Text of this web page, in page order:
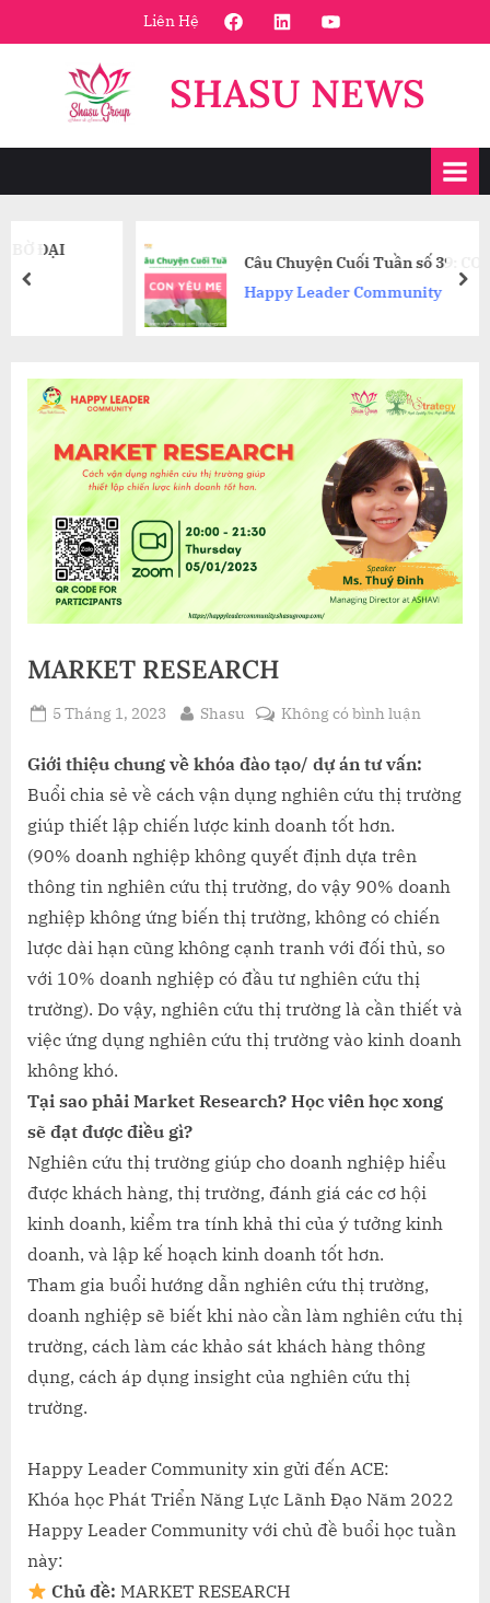
to
Liên Hệ FaceBookLinkedinYoutube
SHASU NEWS
Câu Chuyện Cuối Tuần số 39: CON YÊU MẸ
Happy Leader Community
prev
MARKET RESEARCH
Posted
5 Tháng 1, 2023 By
Shasu Không có bình luậnở
Giới thiệu chung về khóa đào tạo/ dự án tư vấn:
Buổi chia sẻ về cách vận dụng nghiên cứu thị trường
giúp thiết lập chiến lược kinh doanh tốt hơn.
(90% doanh nghiệp không quyết định dựa trên
thông tin nghiên cứu thị trường, do vậy 90% doanh
nghiệp không ứng biến thị trường, không có chiến
lược dài hạn cũng không cạnh tranh với đối thủ, so
với 10% doanh nghiệp có đầu tư nghiên cứu thị
trường). Do vậy, nghiên cứu thị trường là cần thiết và
việc ứng dụng nghiên cứu thị trường vào kinh doanh
không khó.
Tại sao phải Market Research? Học viên học xong
sẽ đạt được điều gì?
Nghiên cứu thị trường giúp cho doanh nghiệp hiểu
được khách hàng, thị trường, đánh giá các cơ hội
kinh doanh, kiểm tra tính khả thi của ý tưởng kinh
doanh, và lập kế hoạch kinh doanh tốt hơn.
Tham gia buổi hướng dẫn nghiên cứu thị trường,
doanh nghiệp sẽ biết khi nào cần làm nghiên cứu thị
trường, cách làm các khảo sát khách hàng thông
dụng, cách áp dụng insight của nghiên cứu thị
trường.
Happy Leader Community xin gửi đến ACE:
Khóa học Phát Triển Năng Lực Lãnh Đạo Năm 2022
Happy Leader Community với chủ đề buổi học tuần
này:
Chủ đề:MARKET RESEARCH